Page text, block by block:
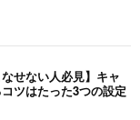
せない人必見】キャ
ツはたった3つの設定